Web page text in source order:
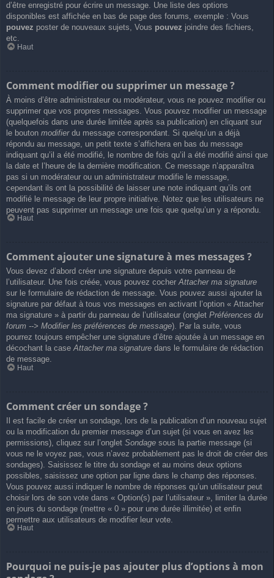
d’être enregistré pour écrire un message. Une liste des options
disponibles est affichée en bas de page des forums, exemple : Vous
pouvez poster de nouveaux sujets, Vous pouvez joindre des fichiers,
etc.
Haut
Comment modifier ou supprimer un message ?
À moins d’être administrateur ou modérateur, vous ne pouvez modifier ou
supprimer que vos propres messages. Vous pouvez modifier un message
(quelquefois dans une durée limitée après sa publication) en cliquant sur
le bouton modifierdu message correspondant. Si quelqu’un a déjà
répondu au message, un petit texte s’affichera en bas du message
indiquant qu’il a été modifié, le nombre de fois qu’il a été modifié ainsi que
la date et l’heure de la dernière modification. Ce message n’apparaîtra
pas si un modérateur ou un administrateur modifie le message,
cependant ils ont la possibilité de laisser une note indiquant qu’ils ont
modifié le message de leur propre initiative. Notez que les utilisateurs ne
peuvent pas supprimer un message une fois que quelqu’un y a répondu.
Haut
Comment ajouter une signature à mes messages ?
Vous devez d’abord créer une signature depuis votre panneau de
l’utilisateur. Une fois créée, vous pouvez cocherAttacher ma signature
sur le formulaire de rédaction de message. Vous pouvez aussi ajouter la
signature par défaut à tous vos messages en activant l’option « Attacher
ma signature » à partir du panneau de l’utilisateur (onglet Préférences du
forum --> Modifier les préférences de message). Par la suite, vous
pourrez toujours empêcher une signature d’être ajoutée à un message en
décochant la caseAttacher ma signature dans le formulaire de rédaction
de message.
Haut
Comment créer un sondage ?
Il est facile de créer un sondage, lors de la publication d’un nouveau sujet
ou la modification du premier message d’un sujet (si vous en avez les
permissions), cliquez sur l’onglet Sondage sous la partie message (si
vous ne le voyez pas, vous n’avez probablement pas le droit de créer des
sondages). Saisissez le titre du sondage et au moins deux options
possibles, saisissez une option par ligne dans le champ des réponses.
Vous pouvez aussi indiquer le nombre de réponses qu’un utilisateur peut
choisir lors de son vote dans « Option(s) par l’utilisateur », limiter la durée
en jours du sondage (mettre « 0 » pour une durée illimitée) et enfin
permettre aux utilisateurs de modifier leur vote.
Haut
Pourquoi ne puis-je pas ajouter plus d’options à mon